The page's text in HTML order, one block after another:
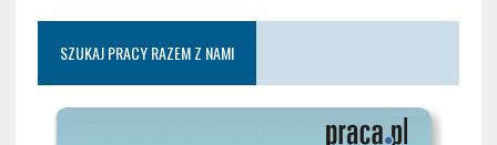
SZUKAJ PRACY RAZEM Z NAMI